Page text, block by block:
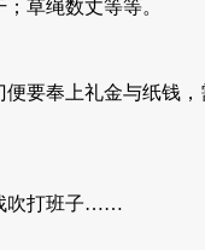
草绳数丈等等。
奉上礼金与纸钱
吹打班子……